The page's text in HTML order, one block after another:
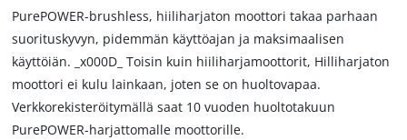
PurePOWER-brushless, hiiliharjaton moottori takaa parhaan
suorituskyvyn, pidemmän käyttöajan ja maksimaalisen
käyttöiän. _x000D_ Toisin kuin hiiliharjamoottorit, Hilliharjaton
moottori ei kulu lainkaan, joten se on huoltovapaa.
Verkkorekisteröitymällä saat 10 vuoden huoltotakuun
PurePOWER-harjattomalle moottorille.